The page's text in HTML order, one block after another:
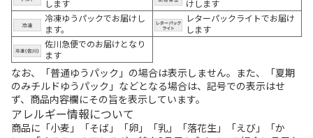
します
けします
冷凍ゆうパックでお届けし
ます。
レターパックライトでお届け
します
佐川急便でのお届けとなり
ます
なお、「普通ゆうパック」の場合は表示しません。また、「夏期
のみチルドゆうパック」などとなる場合は、記号での表示はせ
ず、商品内容欄にその旨を表示しています。
アレルギー情報について
商品に「小麦」「そば」「卵」「乳」「落花生」「えび」「か